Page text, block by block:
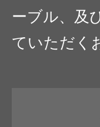
ーブル、及
ていただく